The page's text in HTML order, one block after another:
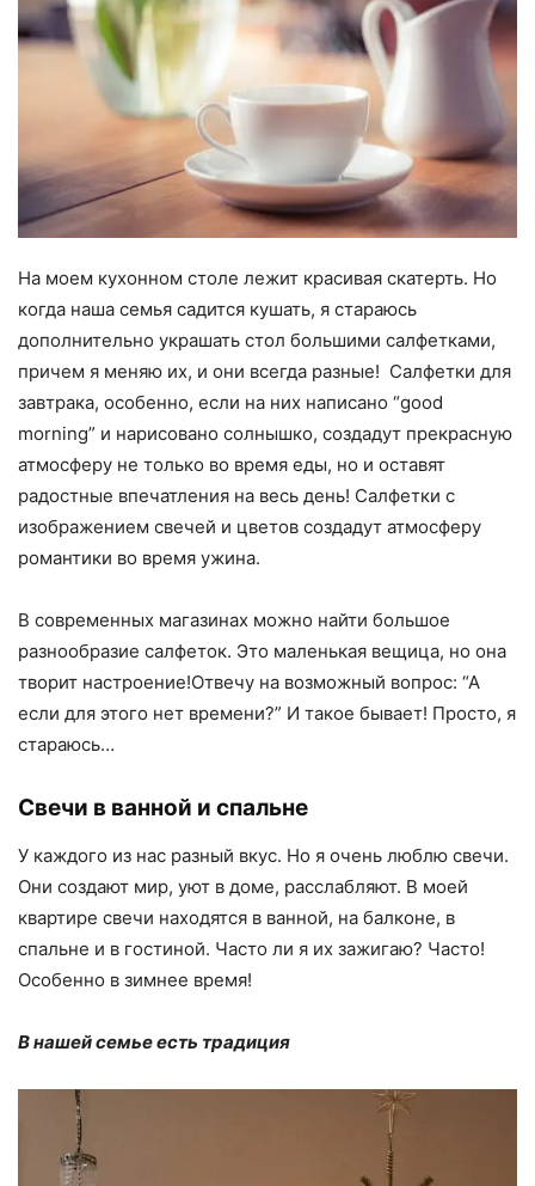
На моем кухонном столе лежит красивая скатерть. Но
когда наша семья садится кушать, я стараюсь
дополнительно украшать стол большими салфетками,
причем я меняю их, и они всегда разные! Салфетки для
завтрака, особенно, если на них написано “good
morning” и нарисовано солнышко, создадут прекрасную
атмосферу не только во время еды, но и оставят
радостные впечатления на весь день! Салфетки с
изображением свечей и цветов создадут атмосферу
романтики во время ужина.
В современных магазинах можно найти большое
разнообразие салфеток. Это маленькая вещица, но она
творит настроение!Отвечу на возможный вопрос: “А
если для этого нет времени?” И такое бывает! Просто, я
стараюсь…
Свечи в ванной и спальне
У каждого из нас разный вкус. Но я очень люблю свечи.
Они создают мир, уют в доме, расслабляют. В моей
квартире свечи находятся в ванной, на балконе, в
спальне и в гостиной. Часто ли я их зажигаю? Часто!
Особенно в зимнее время!
В нашей семье есть традиция